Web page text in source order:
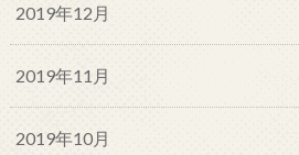
2019年12月
2019年11月
2019年10月